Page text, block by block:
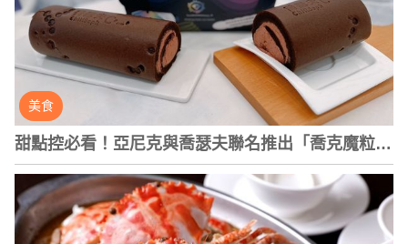
美食
甜點控必看！亞尼克與喬瑟夫聯名推出「喬克魔粒生
乳捲」